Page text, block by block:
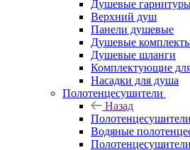
Душевые
Верхний душ
Панели душевые
Душевые
Душевые шланги
Комплектующие
Насадки для душа
Полотенцесушители
Назад
Полотенцесушители
Водяные